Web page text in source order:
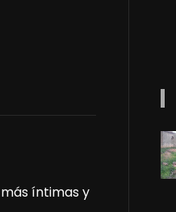
íntimas y